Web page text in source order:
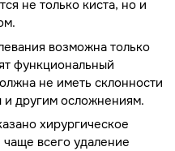
не только киста, но и
возможна только
функциональный
не иметь склонности
и другим осложнениям.
хирургическое
всего удаление